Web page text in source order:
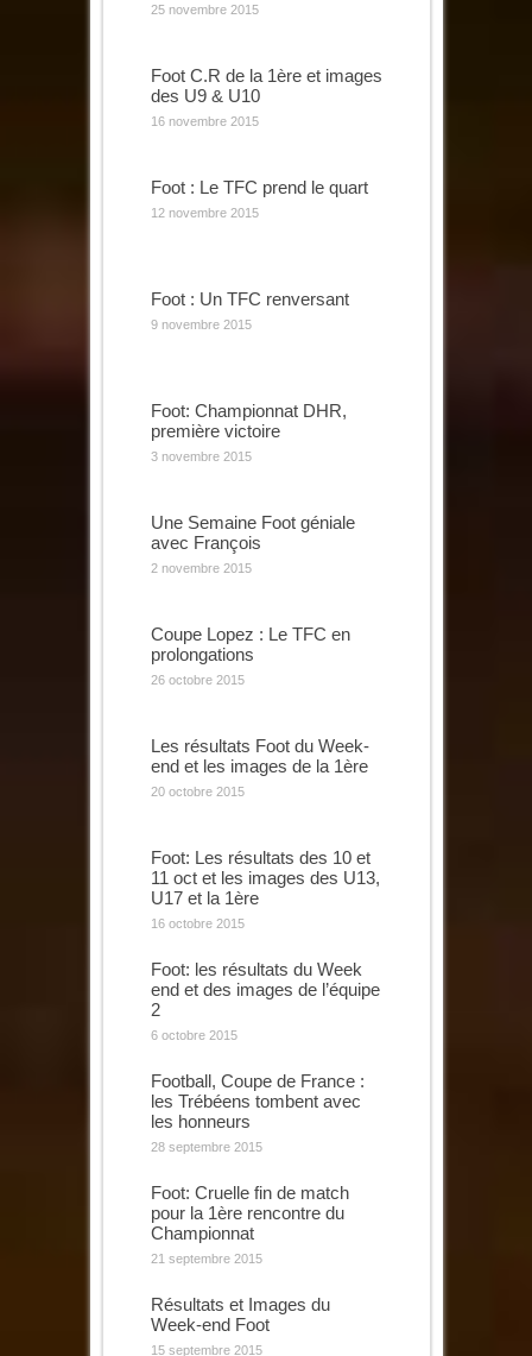
25 novembre 2015
Foot C.R de la 1ère et images
des U9 & U10
16 novembre 2015
Foot : Le TFC prend le quart
12 novembre 2015
Foot : Un TFC renversant
9 novembre 2015
Foot: Championnat DHR,
première victoire
3 novembre 2015
Une Semaine Foot géniale
avec François
2 novembre 2015
Coupe Lopez : Le TFC en
prolongations
26 octobre 2015
Les résultats Foot du Week-
end et les images de la 1ère
20 octobre 2015
Foot: Les résultats des 10 et
11 oct et les images des U13,
U17 et la 1ère
16 octobre 2015
Foot: les résultats du Week
end et des images de l’équipe
2
6 octobre 2015
Football, Coupe de France :
les Trébéens tombent avec
les honneurs
28 septembre 2015
Foot: Cruelle fin de match
pour la 1ère rencontre du
Championnat
21 septembre 2015
Résultats et Images du
Week-end Foot
15 septembre 2015